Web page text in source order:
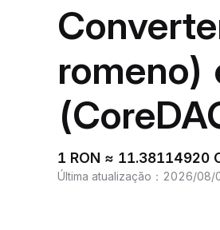
romeno)
1 RON ≈ 11.38114920
Última atualização ： 2026/08/